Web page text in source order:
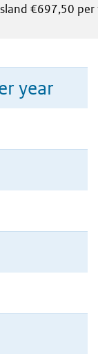
€697,50
year